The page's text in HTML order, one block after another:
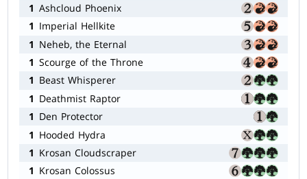
1 Ashcloud Phoenix
1 Imperial Hellkite
1 Neheb, the Eternal
1 Scourge of the Throne
1 Beast Whisperer
1 Deathmist Raptor
1 Den Protector
1 Hooded Hydra
1 Krosan Cloudscraper
1 Krosan Colossus